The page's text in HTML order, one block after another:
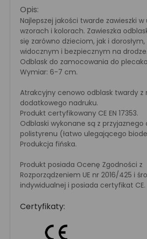
Opis:
Najlepszej jakości twarde zawieszki
wzorach i kolorach. Zawieszka
się zarówno dzieciom, jak i
widocznym i bezpiecznym na drodze.
Odblask do zamocowania do
Wymiar: 6-7 cm.
Atrakcyjny cenowo odblask twardy z
dodatkowego nadruku.
Produkt certyfikowany CE EN 17353.
Odblaski wykonane są z przyjaznego
polistyrenu (łatwo ulegającego
Produkcja fińska.
Produkt posiada Ocenę Zgodności z
Rozporządzeniem UE nr 2016/425 i
indywidualnej i posiada certyfikat CE.
Certyfikaty: